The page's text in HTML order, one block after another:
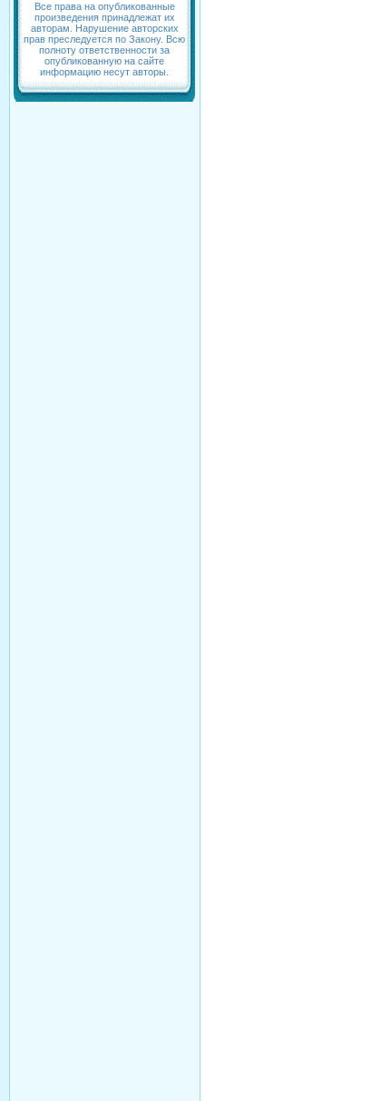
Все права на опубликованные
произведения принадлежат их
авторам. Нарушение авторских
прав преследуется по Закону. Всю
полноту ответственности за
опубликованную на сайте
информацию несут авторы.